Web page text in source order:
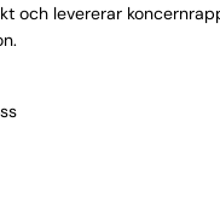
och levererar